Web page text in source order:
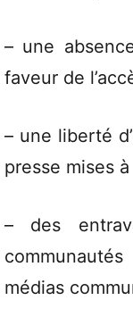
– une
faveur de
– une liberté
presse mises
– des
médias